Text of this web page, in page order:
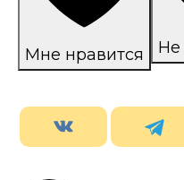
Мне нравится Не